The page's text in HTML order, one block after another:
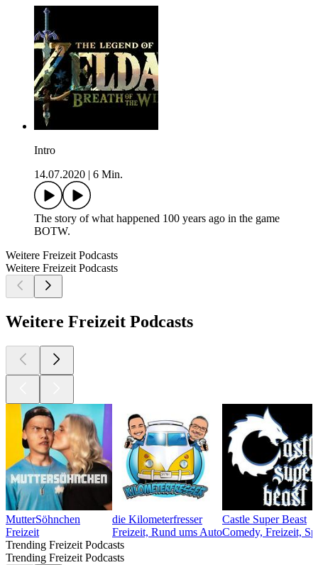
Intro
14.07.2020
6 Min.
The story of what happened 100 years ago in the game
BOTW.
Weitere Freizeit Podcasts
Weitere Freizeit Podcasts
Weitere Freizeit Podcasts
MutterSöhnchen
Freizeit
die Kilometerfresser
Freizeit, Rund ums Auto
Castle Super Beast
Comedy, Freizeit,
Trending Freizeit Podcasts
Trending Freizeit Podcasts